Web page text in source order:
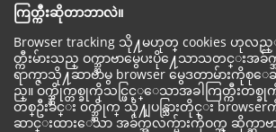
ကြတ္ကီးဆိုတာဘာလဲ။
Browser tracking သို႔မဟုတ္ cookies ဟု
တ္ကီးမ်ားသည္ ဝက္ဘ္ဆာဗာမွေပးပို႔ေသာသတင္းအ
ရာက္ဇာသို႔ဆာဗာမွ browser မွေဒတာမ်ားကိုစု
ည္။ ဝက္ဘ္ဆိုက္တစ္ခုကိုသင္ဖြင့္ေသာအခါကြတ္ကီးတစ္ခု
တစ္ဦးခ်င္း ၀က္ဘ္ဆိုက္ သို႔ျပန္သြားတိုင္း
ဆာင္းထားေသာ အခ်က္အလက္မ်ားကိုဝက္ဘ္ ဆိုက္ဆာ